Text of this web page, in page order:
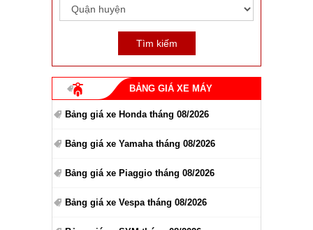
BẢNG GIÁ XE MÁY
Bảng giá xe Honda tháng 08/2026
Bảng giá xe Yamaha tháng 08/2026
Bảng giá xe Piaggio tháng 08/2026
Bảng giá xe Vespa tháng 08/2026